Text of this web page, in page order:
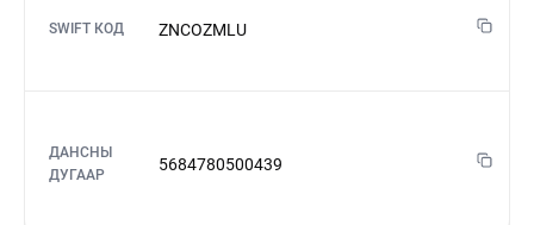
SWIFT КОД ZNCOZMLU
ДАНСНЫ
ДУГААР
5684780500439